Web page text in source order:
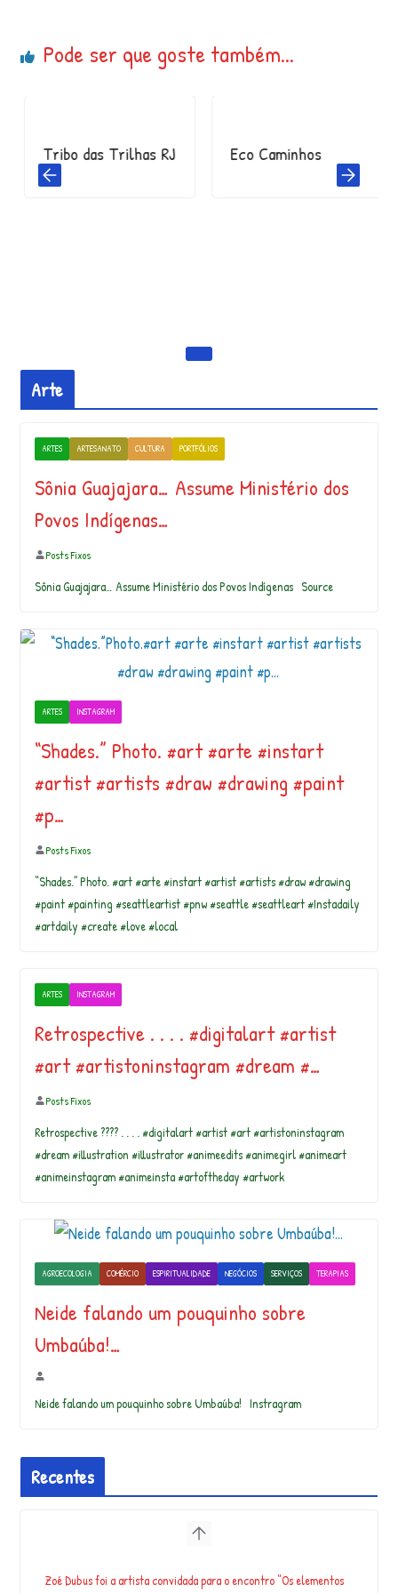
Pode ser que goste também...
Tribo das Trilhas RJ Eco Caminhos
Arte
ARTES ARTESANATO CULTURA PORTFÓLIOS
Sônia Guajajara… Assume Ministério dos
Povos Indígenas…
Posts Fixos
Sônia Guajajara… Assume Ministério dos Povos Indígenas Source
ARTES INSTAGRAM
“Shades.” Photo. #art #arte #instart
#artist #artists #draw #drawing #paint
#p…
Posts Fixos
“Shades.” Photo. #art #arte #instart #artist #artists #draw #drawing
#paint #painting #seattleartist #pnw #seattle #seattleart #Instadaily
#artdaily #create #love #local
ARTES INSTAGRAM
Retrospective . . . . #digitalart #artist
#art #artistoninstagram #dream #…
Posts Fixos
Retrospective ???? . . . . #digitalart #artist #art #artistoninstagram
#dream #illustration #illustrator #animeedits #animegirl #animeart
#animeinstagram #animeinsta #artoftheday #artwork
AGROECOLOGIA COMÉRCIO ESPIRITUALIDADE NEGÓCIOS SERVIÇOS TERAPIAS
Neide falando um pouquinho sobre
Umbaúba!…
Neide falando um pouquinho sobre Umbaúba! Instragram
Recentes
Zoé Dubus foi a artista convidada para o encontro “Os elementos